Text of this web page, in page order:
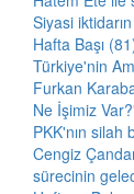
Siyasi
Hafta Başı
Türkiye'nin
Furkan
Ne İşimiz
PKK'nın silah
Cengiz
sürecinin